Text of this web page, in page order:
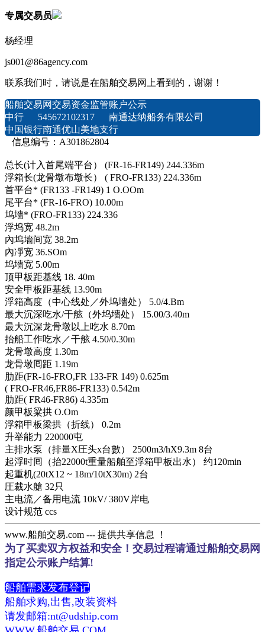
专属交易员
杨经理
js001@86agency.com
联系我们时，请说是在船舶交易网上看到的，谢谢！
船舶交易网交易资金监管账户公示
中行 545672102317 南通达纳船务有限公司
中国银行南通优山美地支行
信息编号：A301862804
总长(计入首尾端平台） (FR-16-FR149) 244.336m
浮箱长(龙骨墩布墩长） ( FRO-FR133) 224.336m
首平台* (FR133 -FR149) 1 O.OOm
尾平台* (FR-16-FRO) 10.00m
坞墻* (FRO-FR133) 224.336
浮坞宽 48.2m
內坞墻间宽 38.2m
內凈宽 36.SOm
坞墻宽 5.00m
顶甲板距基线 18. 40m
安全甲板距基线 13.90m
浮箱高度（中心线处／外坞墻处） 5.0/4.Bm
最大沉深吃水/干舷（外坞墻处） 15.00/3.40m
最大沉深龙骨墩以上吃水 8.70m
抬船工作吃水／干舷 4.50/0.30m
龙骨墩高度 1.30m
龙骨墩囘距 1.19m
肋距(FR-16-FRO,FR 133-FR 149) 0.625m
( FRO-FR46,FR86-FR133) 0.542m
肋距( FR46-FR86) 4.335m
颜甲板粱拱 O.Om
浮箱甲板梁拱（折线） 0.2m
升举能力 220000屯
主排水泵（排量X圧头x台數） 2500m3/hX9.3m 8台
起浮时囘（抬22000t重量船舶至浮箱甲板出水） 约120min
起重机(20tX12 ~ 18m/10tX30m) 2台
圧裁水艙 32只
主电流／备用电流 10kV/ 380V岸电
设计规范 ccs
www.船舶交易.com --- 提供共享信息 ！
为了买卖双方权益和安全！交易过程请通过船舶交易网
指定公示账户结算!
船舶需求发布登记
船舶求购,出售,改装资料
请发邮箱:nt@udship.com